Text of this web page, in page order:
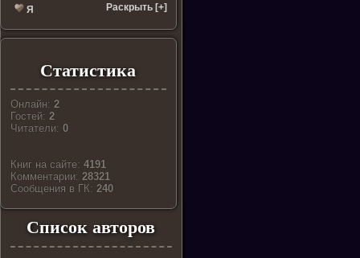
Я Раскрыть [+]
Статистика
Онлайн:2
Гостей:2
Читатели:0
Книг на сайте:4191
Комментарии:28321
Cообщения в ГК:240
Список авторов